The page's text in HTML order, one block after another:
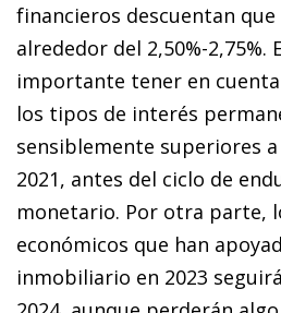
financieros descuentan
alrededor del 2,50%-2,75%.
importante tener en
los tipos de interés
sensiblemente superiores
2021, antes del ciclo de
monetario. Por otra parte,
económicos que han
inmobiliario en 2023